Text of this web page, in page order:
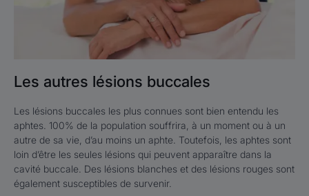
Les autres lésions buccales
Les lésions buccales les plus connues sont bien entendu les
aphtes. 100% de la population souffrira, à un moment ou à un
autre de sa vie, d’au moins un aphte. Toutefois, les aphtes sont
loin d’être les seules lésions qui peuvent apparaître dans la
cavité buccale. Des lésions blanches et des lésions rouges sont
également susceptibles de survenir.